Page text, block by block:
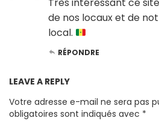
Très intéressant ce
de nos locaux et de
local.
RÉPONDRE
LEAVE A REPLY
Votre adresse e-mail ne sera pas
obligatoires sont indiqués avec *